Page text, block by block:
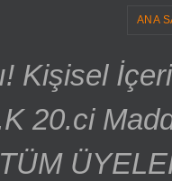
ANA
Kişisel
20.ci